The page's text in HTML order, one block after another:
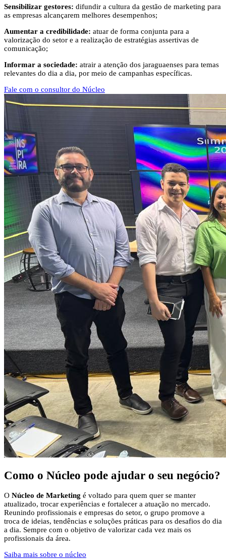
Sensibilizar gestores: difundir a cultura da gestão de marketing para
as empresas alcançarem melhores desempenhos;
Aumentar a credibilidade: atuar de forma conjunta para a
valorização do setor e a realização de estratégias assertivas de
comunicação;
Informar a sociedade: atrair a atenção dos jaraguaenses para temas
relevantes do dia a dia, por meio de campanhas específicas.
Fale com o consultor do Núcleo
Como o Núcleo pode ajudar o seu negócio?
O Núcleo de Marketing é voltado para quem quer se manter
atualizado, trocar experiências e fortalecer a atuação no mercado.
Reunindo profissionais e empresas do setor, o grupo promove a
troca de ideias, tendências e soluções práticas para os desafios do dia
a dia. Sempre com o objetivo de valorizar cada vez mais os
profissionais da área.
Saiba mais sobre o núcleo